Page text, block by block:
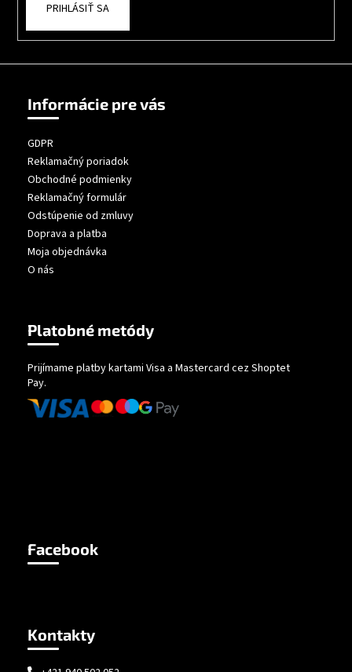
PRIHLÁSIŤ SA
Informácie pre vás
GDPR
Reklamačný poriadok
Obchodné podmienky
Reklamačný formulár
Odstúpenie od zmluvy
Doprava a platba
Moja objednávka
O nás
Platobné metódy
Prijímame platby kartami Visa a Mastercard cez Shoptet
Pay.
Facebook
Kontakty